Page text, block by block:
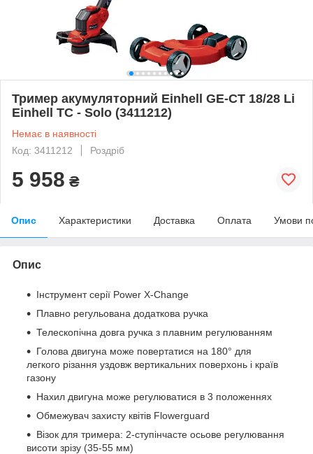
Тример акумуляторний Einhell GE-CT 18/28 Li
Einhell TC - Solo (3411212)
Немає в наявності
Код: 3411212
Роздріб
5 958 ₴
Опис Характеристики Доставка Оплата Умови
Опис
Інструмент серії Power X-Change
Плавно регульована додаткова ручка
Телескопічна довга ручка з плавним регулюванням
Голова двигуна може повертатися на 180° для
легкого різання уздовж вертикальних поверхонь і країв
газону
Нахил двигуна може регулюватися в 3 положеннях
Обмежувач захисту квітів Flowerguard
Візок для тримера: 2-ступінчасте осьове регулювання
висоти зрізу (35-55 мм)